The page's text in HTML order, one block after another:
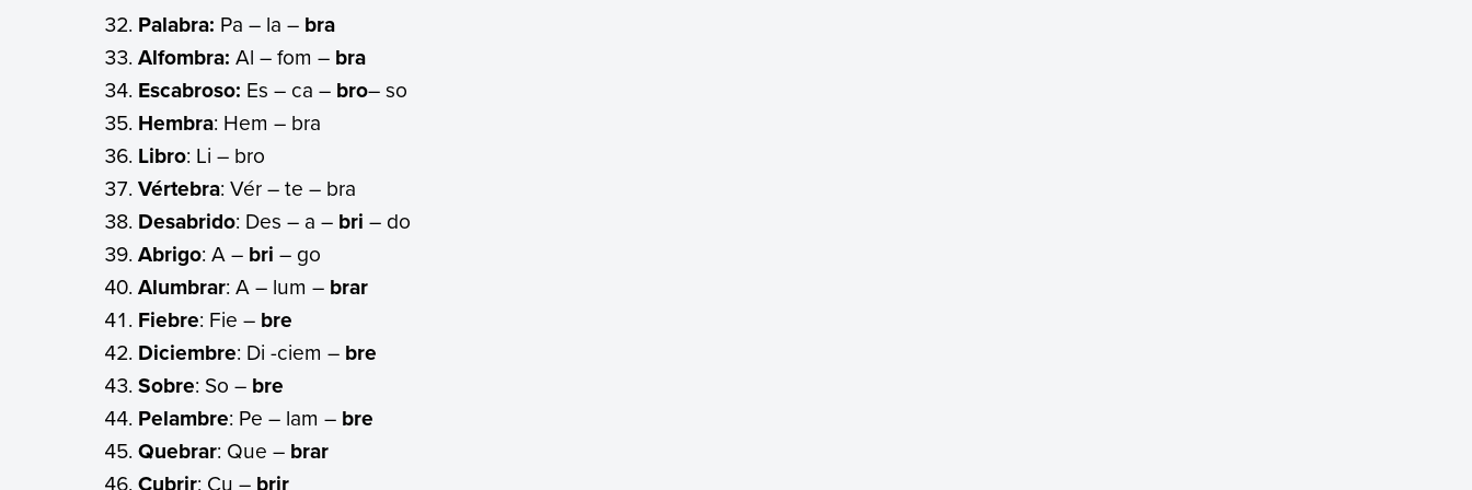
Palabra: Pa – la – bra
Alfombra:Al – fom – bra
Escabroso: Es – ca – bro– so
Hembra: Hem – bra
Libro: Li – bro
Vértebra: Vér – te – bra
Desabrido: Des – a – bri – do
Abrigo: A – bri– go
Alumbrar: A – lum – brar
Fiebre: Fie – bre
Diciembre: Di -ciem – bre
Sobre: So – bre
Pelambre: Pe – lam – bre
Quebrar: Que – brar
Cubrir: Cu – brir